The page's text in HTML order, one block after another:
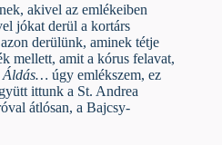
akivel az emlékeiben
jókat derül a kortárs
derülünk, aminek tétje
mellett, amit a kórus felavat,
Áldás… úgy emlékszem, ez
ittunk a St. Andrea
átlósan, a Bajcsy-